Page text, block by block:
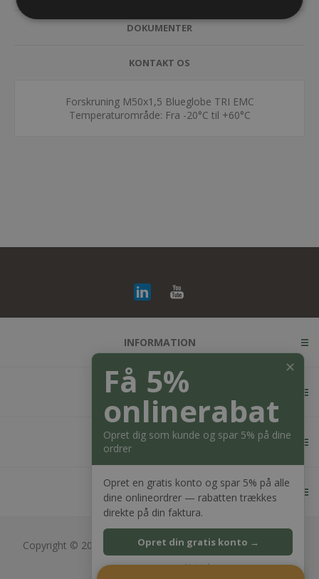
DOKUMENTER
KONTAKT OS
Forskruning M50x1,5 Blueglobe TRI EMC
Temperaturområde: Fra -20°C til +60°C
INFORMATION
KUNDESERVICE
MIN KONTO
KONTAKT OS
Copyright © 2026 Bagger Nielsen webshop. Alle rettigheder
forbeholdt.
✕
Få 5%
onlinerabat
Opret dig som kunde og spar 5% på dine
ordrer
Opret en gratis konto og spar 5% på alle
dine onlineordrer — rabatten trækkes
direkte på din faktura.
Opret din gratis konto →
Nej tak